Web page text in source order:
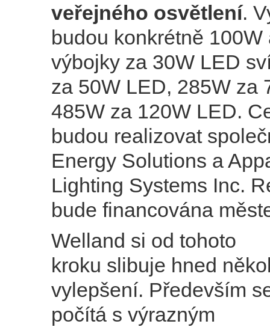
veřejného osvětlení.
budou konkrétně
výbojky za 30W LED
za 50W LED, 285W za
485W za 120W LED.
budou realizovat
Energy Solutions a
Lighting Systems Inc.
bude financována
Welland si od tohoto
kroku slibuje hned
vylepšení. Především
počítá s výrazným